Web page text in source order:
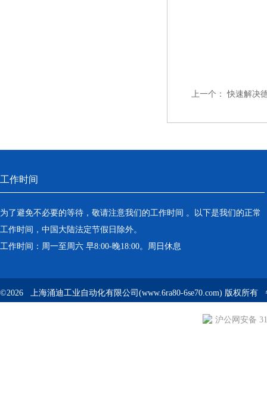
上一个： 快速解决
工作时间
为了避免不必要的等待，敬请注意我们的工作时间 。以下是我们的正常
工作时间，中国大陆法定节假日除外。
工作时间：周一至周六 早8:00-晚18:00。周日休息
©2026 上海涌迪工业自动化有限公司(www.6ra80-6se70.com) 版权所有
沪公网安备